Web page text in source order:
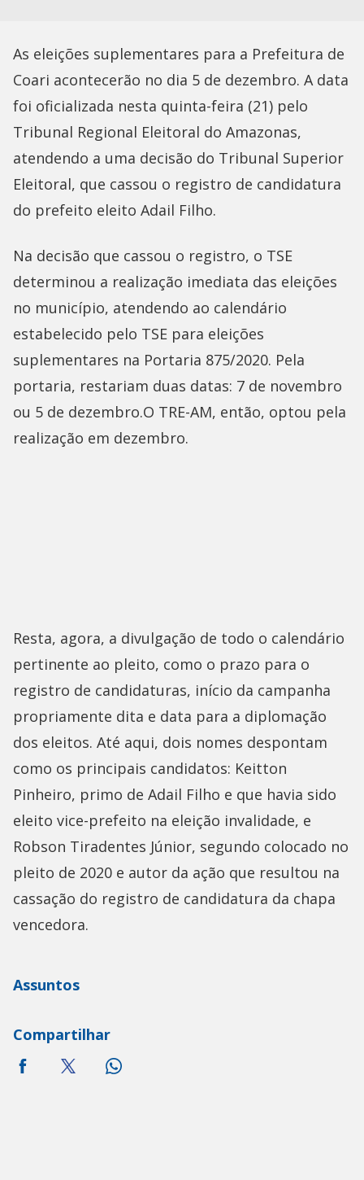
As eleições suplementares para a Prefeitura de
Coari acontecerão no dia 5 de dezembro. A data
foi oficializada nesta quinta-feira (21) pelo
Tribunal Regional Eleitoral do Amazonas,
atendendo a uma decisão do Tribunal Superior
Eleitoral, que cassou o registro de candidatura
do prefeito eleito Adail Filho.
Na decisão que cassou o registro, o TSE
determinou a realização imediata das eleições
no município, atendendo ao calendário
estabelecido pelo TSE para eleições
suplementares na Portaria 875/2020. Pela
portaria, restariam duas datas: 7 de novembro
ou 5 de dezembro.O TRE-AM, então, optou pela
realização em dezembro.
Resta, agora, a divulgação de todo o calendário
pertinente ao pleito, como o prazo para o
registro de candidaturas, início da campanha
propriamente dita e data para a diplomação
dos eleitos. Até aqui, dois nomes despontam
como os principais candidatos: Keitton
Pinheiro, primo de Adail Filho e que havia sido
eleito vice-prefeito na eleição invalidade, e
Robson Tiradentes Júnior, segundo colocado no
pleito de 2020 e autor da ação que resultou na
cassação do registro de candidatura da chapa
vencedora.
Assuntos
Compartilhar